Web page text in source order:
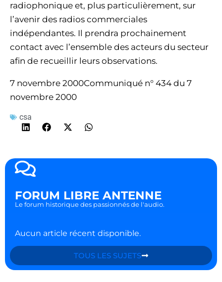
radiophonique et, plus particulièrement, sur
l’avenir des radios commerciales
indépendantes. Il prendra prochainement
contact avec l’ensemble des acteurs du secteur
afin de recueillir leurs observations.
7 novembre 2000Communiqué n° 434 du 7
novembre 2000
csa
FORUM LIBRE ANTENNE
Le forum historique des passionnés de l'audio.
Aucun article récent disponible.
TOUS LES SUJETS